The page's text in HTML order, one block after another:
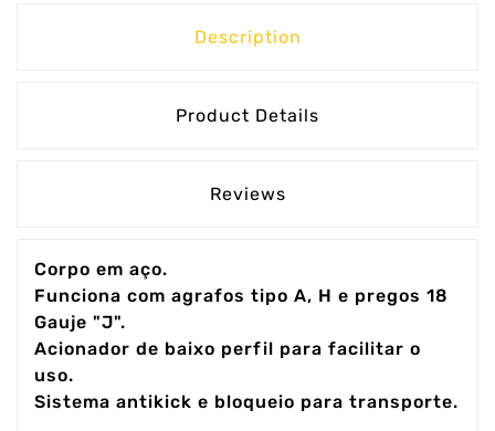
Description
Product Details
Reviews
Corpo em aço.
Funciona com agrafos tipo A, H e pregos 18
Gauje "J".
Acionador de baixo perfil para facilitar o
uso.
Sistema antikick e bloqueio para transporte.